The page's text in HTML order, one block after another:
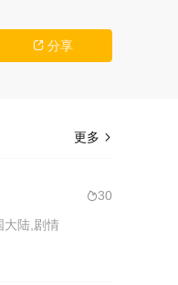
 分享
更多 
30
大陆,剧情